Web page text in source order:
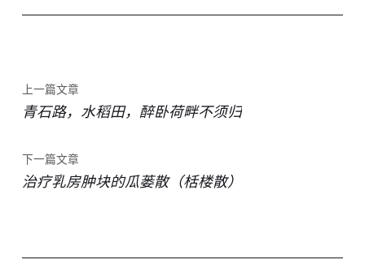
上一篇文章
青石路，水稻田，醉卧荷畔不须归
下一篇文章
治疗乳房肿块的瓜蒌散（栝楼散）